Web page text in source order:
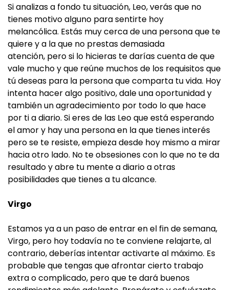
Si analizas a fondo tu situación, Leo, verás que no
tienes motivo alguno para sentirte hoy
melancólica. Estás muy cerca de una persona que te
quiere y a la que no prestas demasiada
atención, pero si lo hicieras te darías cuenta de que
vale mucho y que reúne muchos de los requisitos que
tú deseas para la persona que comparta tu vida. Hoy
intenta hacer algo positivo, dale una oportunidad y
también un agradecimiento por todo lo que hace
por ti a diario. Si eres de las Leo que está esperando
el amor y hay una persona en la que tienes interés
pero se te resiste, empieza desde hoy mismo a mirar
hacia otro lado. No te obsesiones con lo que no te da
resultado y abre tu mente a diario a otras
posibilidades que tienes a tu alcance.
Virgo
Estamos ya a un paso de entrar en el fin de semana,
Virgo, pero hoy todavía no te conviene relajarte, al
contrario, deberías intentar activarte al máximo. Es
probable que tengas que afrontar cierto trabajo
extra o complicado, pero que te dará buenos